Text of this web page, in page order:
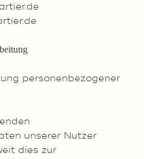
personenbezogener
unserer Nutzer
dies zur